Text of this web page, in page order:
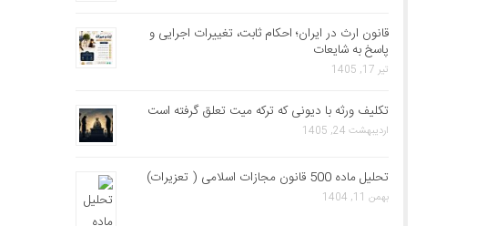
قانون ارث در ایران؛ احکام ثابت، تغییرات اجرایی و
پاسخ به شایعات
تیر 17, 1405
تکلیف ورثه با دیونی که ترکه میت تعلق گرفته است
اردیبهشت 24, 1405
تحلیل ماده 500 قانون مجازات اسلامی ( تعزیرات)
بهمن 11, 1404